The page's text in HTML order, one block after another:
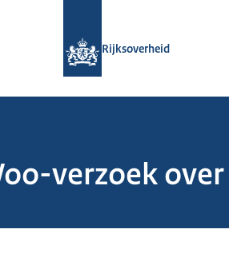
Rijksoverheid
verzoek